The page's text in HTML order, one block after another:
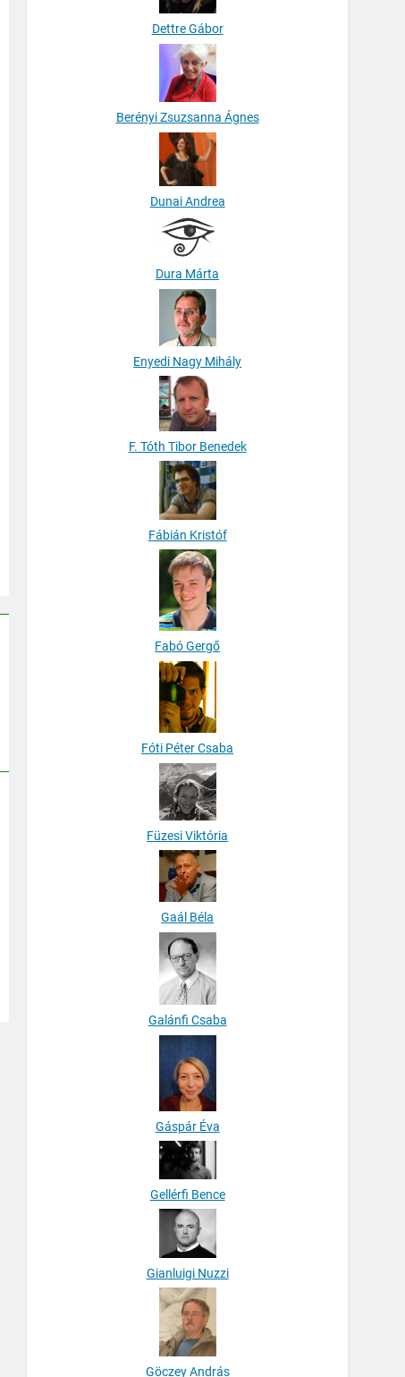
Dettre Gábor
Berényi Zsuzsanna Ágnes
Dunai Andrea
Dura Márta
Enyedi Nagy Mihály
F. Tóth Tibor Benedek
Fábián Kristóf
Fabó Gergő
Fóti Péter Csaba
Füzesi Viktória
Gaál Béla
Galánfi Csaba
Gáspár Éva
Gellérfi Bence
Gianluigi Nuzzi